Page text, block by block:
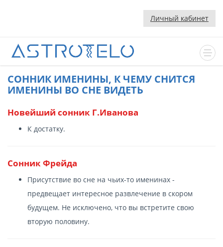
Личный кабинет
CОННИК ИМЕНИНЫ, К ЧЕМУ СНИТСЯ
ИМЕНИНЫ ВО СНЕ ВИДЕТЬ
Новейший сонник Г.Иванова
К достатку.
Сонник Фрейда
Присутствие во сне на чьих-то именинах -
предвещает интересное развлечение в скором
будущем. Не исключено, что вы встретите свою
вторую половину.